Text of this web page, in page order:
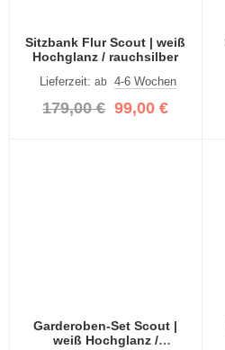
Sitzbank Flur Scout | weiß
Hochglanz / rauchsilber
Lieferzeit: ab 4-6 Wochen
179,00 € 99,00 €
Garderoben-Set Scout |
weiß Hochglanz /